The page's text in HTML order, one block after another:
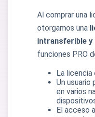
Al comprar una
otorgamos una
intransferible y
funciones PRO
La licencia
Un usuario
en varios
El acceso